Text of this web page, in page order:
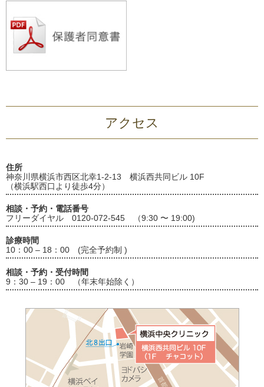
アクセス
住所
神奈川県横浜市西区北幸1-2-13 横浜西共同ビル 10F
（横浜駅西口より徒歩4分）
相談・予約・電話番号
フリーダイヤル 0120-072-545 （9:30 〜 19:00)
診療時間
10：00 – 18：00 (完全予約制 )
相談・予約・受付時間
9：30 – 19：00 （年末年始除く）